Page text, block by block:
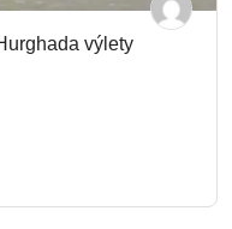
výlety